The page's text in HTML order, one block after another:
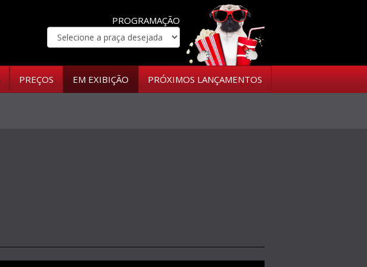
PROGRAMAÇÃO
PREÇOS EM EXIBIÇÃO PRÓXIMOS LANÇAMENTOS